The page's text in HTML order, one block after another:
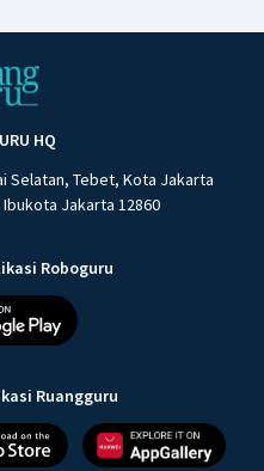
HQ
Selatan, Tebet, Kota Jakarta
Jakarta 12860
Roboguru
Ruangguru